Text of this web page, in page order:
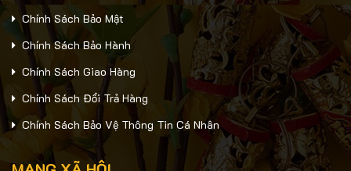
Chính Sách Bảo Mật
Chính Sách Bảo Hành
Chính Sách Giao Hàng
Chính Sách Đổi Trả Hàng
Chính Sách Bảo Vệ Thông Tin Cá Nhân